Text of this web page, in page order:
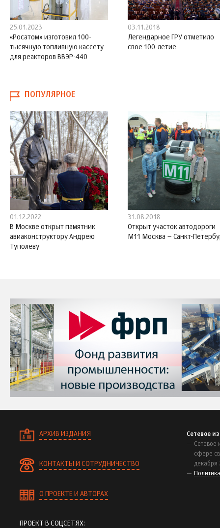
25.01.2023
«Росатом» изготовил 100-
тысячную топливную кассету
для реакторов ВВЭР-440
03.11.2018
Легендарное ГРУ отметило
свое 100-летие
ПОПУЛЯРНОЕ
01.12.2022
В Москве открыт памятник
авиаконструктору Андрею
Туполеву
31.08.2018
Открыт участок автодороги
М11 Москва – Санкт-
АРХИВ ИЗДАНИЯ
КОНТАКТЫ И СОТРУДНИЧЕСТВО
О ПРОЕКТЕ И АВТОРАХ
Сетевое
Сетевое
сфере
декабря
ПРОЕКТ В СОЦСЕТЯХ: